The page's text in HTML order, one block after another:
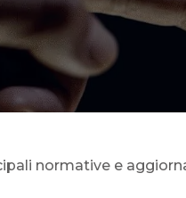
normative e